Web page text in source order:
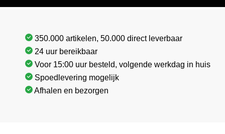
350.000 artikelen, 50.000 direct leverbaar
24 uur bereikbaar
Voor 15:00 uur besteld, volgende werkdag in huis
Spoedlevering mogelijk
Afhalen en bezorgen